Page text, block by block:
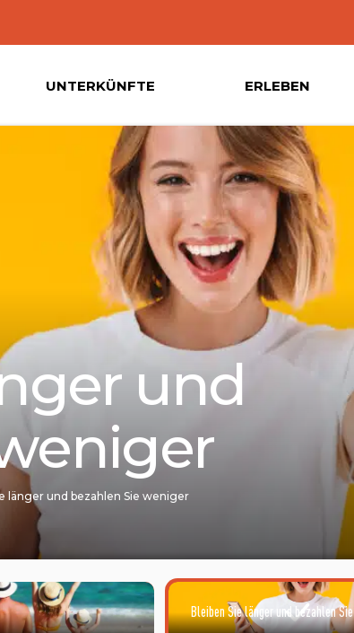
UNTERKÜNFTE ERLEBEN
und
länger und bezahlen Sie weniger
Bleiben Sie länger und bezahlen